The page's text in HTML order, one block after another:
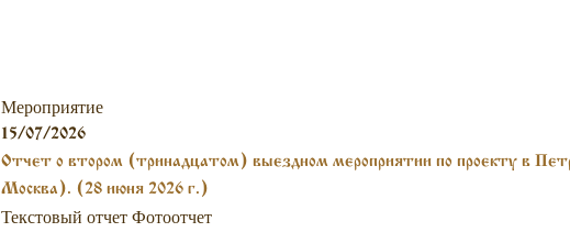
Мероприятие
15/07/2026
Отчет о втором (тринадцатом) выездном мероприятии по проекту в
Москва). (28 июня 2026 г.)
Текстовый отчет Фотоотчет